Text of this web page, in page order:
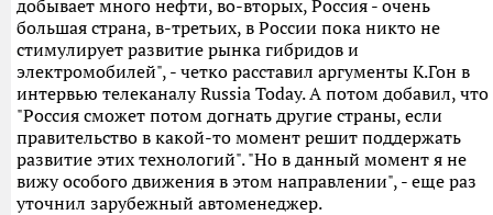
добывает много нефти, во-вторых, Россия - очень
большая страна, в-третьих, в России пока никто не
стимулирует развитие рынка гибридов и
электромобилей", - четко расставил аргументы К.Гон в
интервью телеканалу Russia Today. А потом добавил, что
"Россия сможет потом догнать другие страны, если
правительство в какой-то момент решит поддержать
развитие этих технологий". "Но в данный момент я не
вижу особого движения в этом направлении", - еще раз
уточнил зарубежный автоменеджер.